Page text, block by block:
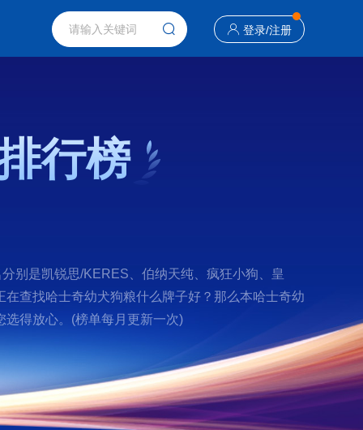
登录/注册
行榜
别是凯锐思/KERES、伯纳天纯、疯狂小狗、皇
查找哈士奇幼犬狗粮什么牌子好？那么本哈士奇幼
得放心。(榜单每月更新一次)